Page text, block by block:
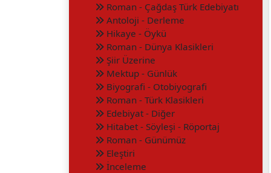
Roman - Çağdaş Türk Edebiyatı
Antoloji - Derleme
Hikaye - Öykü
Roman - Dünya Klasikleri
Şiir Üzerine
Mektup - Günlük
Biyografi - Otobiyografi
Roman - Türk Klasikleri
Edebiyat - Diğer
Hitabet - Söyleşi - Röportaj
Roman - Günümüz
Eleştiri
İnceleme